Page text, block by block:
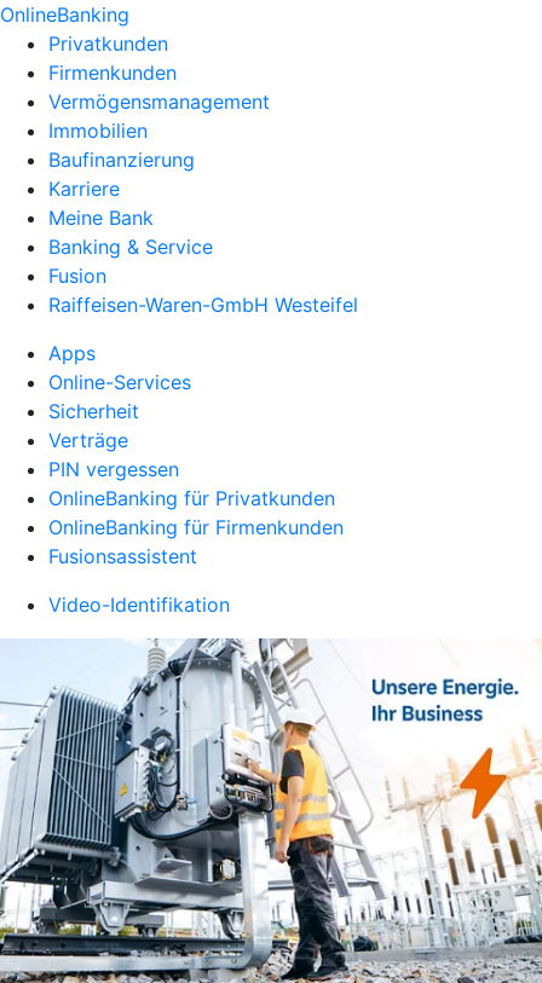
OnlineBanking
Privatkunden
Firmenkunden
Vermögensmanagement
Immobilien
Baufinanzierung
Karriere
Meine Bank
Banking & Service
Fusion
Raiffeisen-Waren-GmbH Westeifel
Apps
Online-Services
Sicherheit
Verträge
PIN vergessen
OnlineBanking für Privatkunden
OnlineBanking für Firmenkunden
Fusionsassistent
Video-Identifikation